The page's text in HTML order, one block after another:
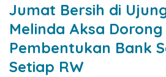
Jumat Bersih di
Melinda Aksa Dorong
Pembentukan Bank
Setiap RW